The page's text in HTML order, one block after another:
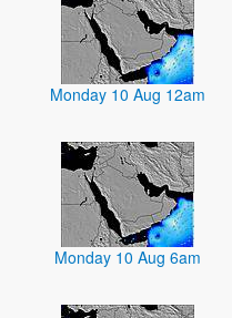
Monday 10 Aug 12am
Monday 10 Aug 6am